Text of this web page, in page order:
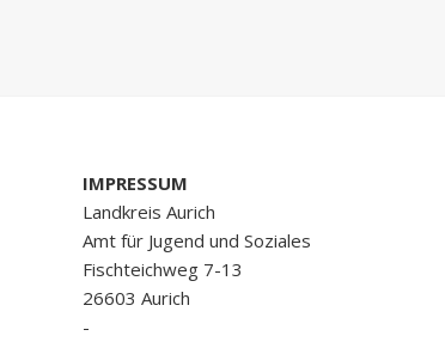
IMPRESSUM
Landkreis Aurich
Amt für Jugend und Soziales
Fischteichweg 7-13
26603 Aurich
-